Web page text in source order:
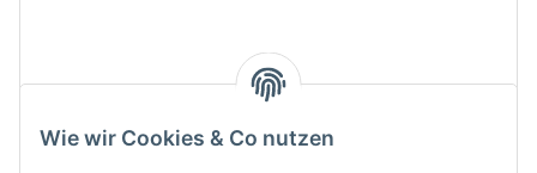
Wie wir Cookies & Co nutzen
Spanngurt 5 m (einteilig) 250 daN
Artikelnummer: BB 5012